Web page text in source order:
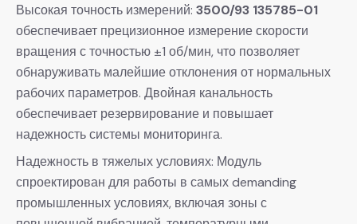
Высокая точность измерений: 3500/93 135785-01
обеспечивает прецизионное измерение скорости
вращения с точностью ±1 об/мин, что позволяет
обнаруживать малейшие отклонения от нормальных
рабочих параметров. Двойная канальность
обеспечивает резервирование и повышает
надежность системы мониторинга.
Надежность в тяжелых условиях: Модуль
спроектирован для работы в самых demanding
промышленных условиях, включая зоны с